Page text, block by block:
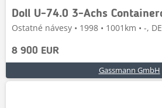
Ostatné návesy • 1998 • 1001km • -, DE
8 900 EUR
Gassmann GmbH